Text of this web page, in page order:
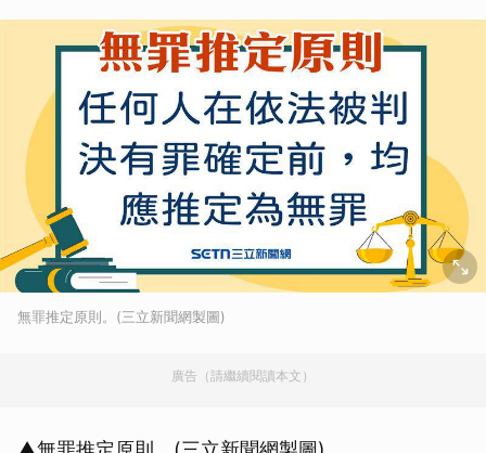
無罪推定原則。(三立新聞網製圖)
廣告（請繼續閱讀本文）